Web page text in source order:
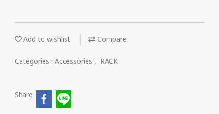
Add to wishlist Compare
Categories : Accessories , RACK
Share